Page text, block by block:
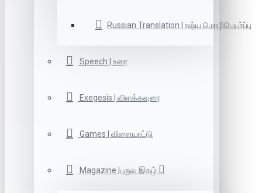
Russian Translation | ரஷ்ய மொழிபெயர்ப்பு
Speech | உரை
Exegesis | விளக்கவுரை
Games | விளையாட்டு
Magazine |பருவ இதழ்